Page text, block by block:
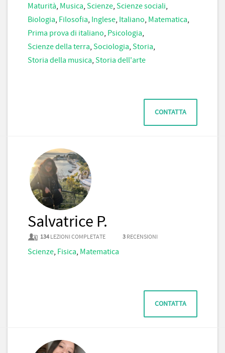
Maturità, Musica, Scienze, Scienze sociali,
Biologia, Filosofia, Inglese, Italiano, Matematica,
Prima prova di italiano, Psicologia,
Scienze della terra, Sociologia, Storia,
Storia della musica, Storia dell'arte
CONTATTA
Salvatrice P.
134 LEZIONI COMPLETATE 3 RECENSIONI
Scienze, Fisica, Matematica
CONTATTA